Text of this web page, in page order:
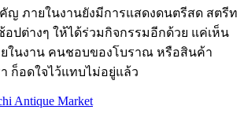
ญ ภายในงานยังมีการแสดงดนตรีสด สตรีท
อปต่างๆ ให้ได้ร่วมกิจกรรมอีกด้วย แค่เห็น
ในงาน คนชอบของโบราณ หรือสินค้า
า ก็อดใจไว้แทบไม่อยู่แล้ว